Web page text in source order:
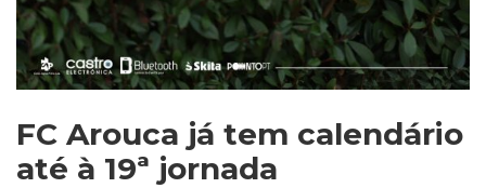
FC Arouca já tem calendário
até à 19ª jornada